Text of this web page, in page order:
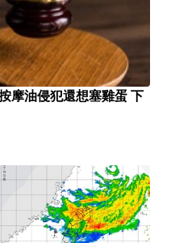
摩油侵犯還想塞雞蛋 下